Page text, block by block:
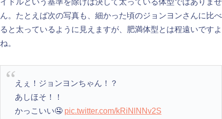
ん。たとえば次の写真も、細かった頃のジョンヨンさんに比べ
ると太っているように見えますが、肥満体型とは程遠いですよ
ね。
えぇ！ジョンヨンちゃん！？
あしほそ！！
かっこいい🤤 pic.twitter.com/kRiNlNNv2S